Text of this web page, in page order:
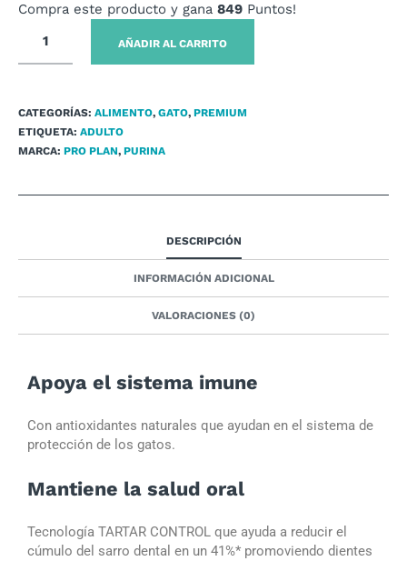
Compra este producto y gana 849 Puntos!
AÑADIR AL CARRITO
CATEGORÍAS: ALIMENTO, GATO, PREMIUM
ETIQUETA: ADULTO
MARCA: PRO PLAN, PURINA
DESCRIPCIÓN
INFORMACIÓN ADICIONAL
VALORACIONES (0)
Apoya el sistema imune
Con antioxidantes naturales que ayudan en el sistema de
protección de los gatos.
Mantiene la salud oral
Tecnología TARTAR CONTROL que ayuda a reducir el
cúmulo del sarro dental en un 41%* promoviendo dientes